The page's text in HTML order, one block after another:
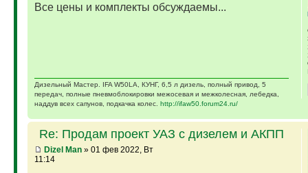
Все цены и комплекты обсуждаемы...
Дизельный Мастер. IFA W50LA, КУНГ, 6,5 л дизель, полный привод, 5
передач, полные пневмоблокировки межосевая и межколесная, лебедка,
наддув всех сапунов, подкачка колес. http://ifaw50.forum24.ru/
Re: Продам проект УАЗ с дизелем и АКПП
Dizel Man» 01 фев 2022, Вт
11:14